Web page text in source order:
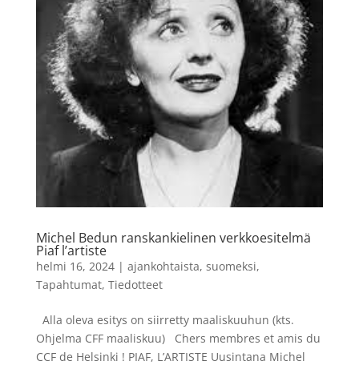
Michel Bedun ranskankielinen verkkoesitelmä
Piaf l’artiste
helmi 16, 2024| ajankohtaista, suomeksi,
Tapahtumat, Tiedotteet
Alla oleva esitys on siirretty maaliskuuhun (kts.
Ohjelma CFF maaliskuu) Chers membres et amis du
CCF de Helsinki ! PIAF, L’ARTISTE Uusintana Michel